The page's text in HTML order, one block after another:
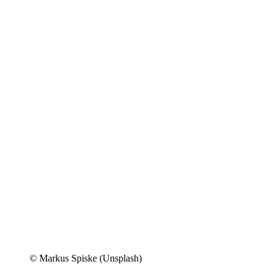
© Markus Spiske (Unsplash)